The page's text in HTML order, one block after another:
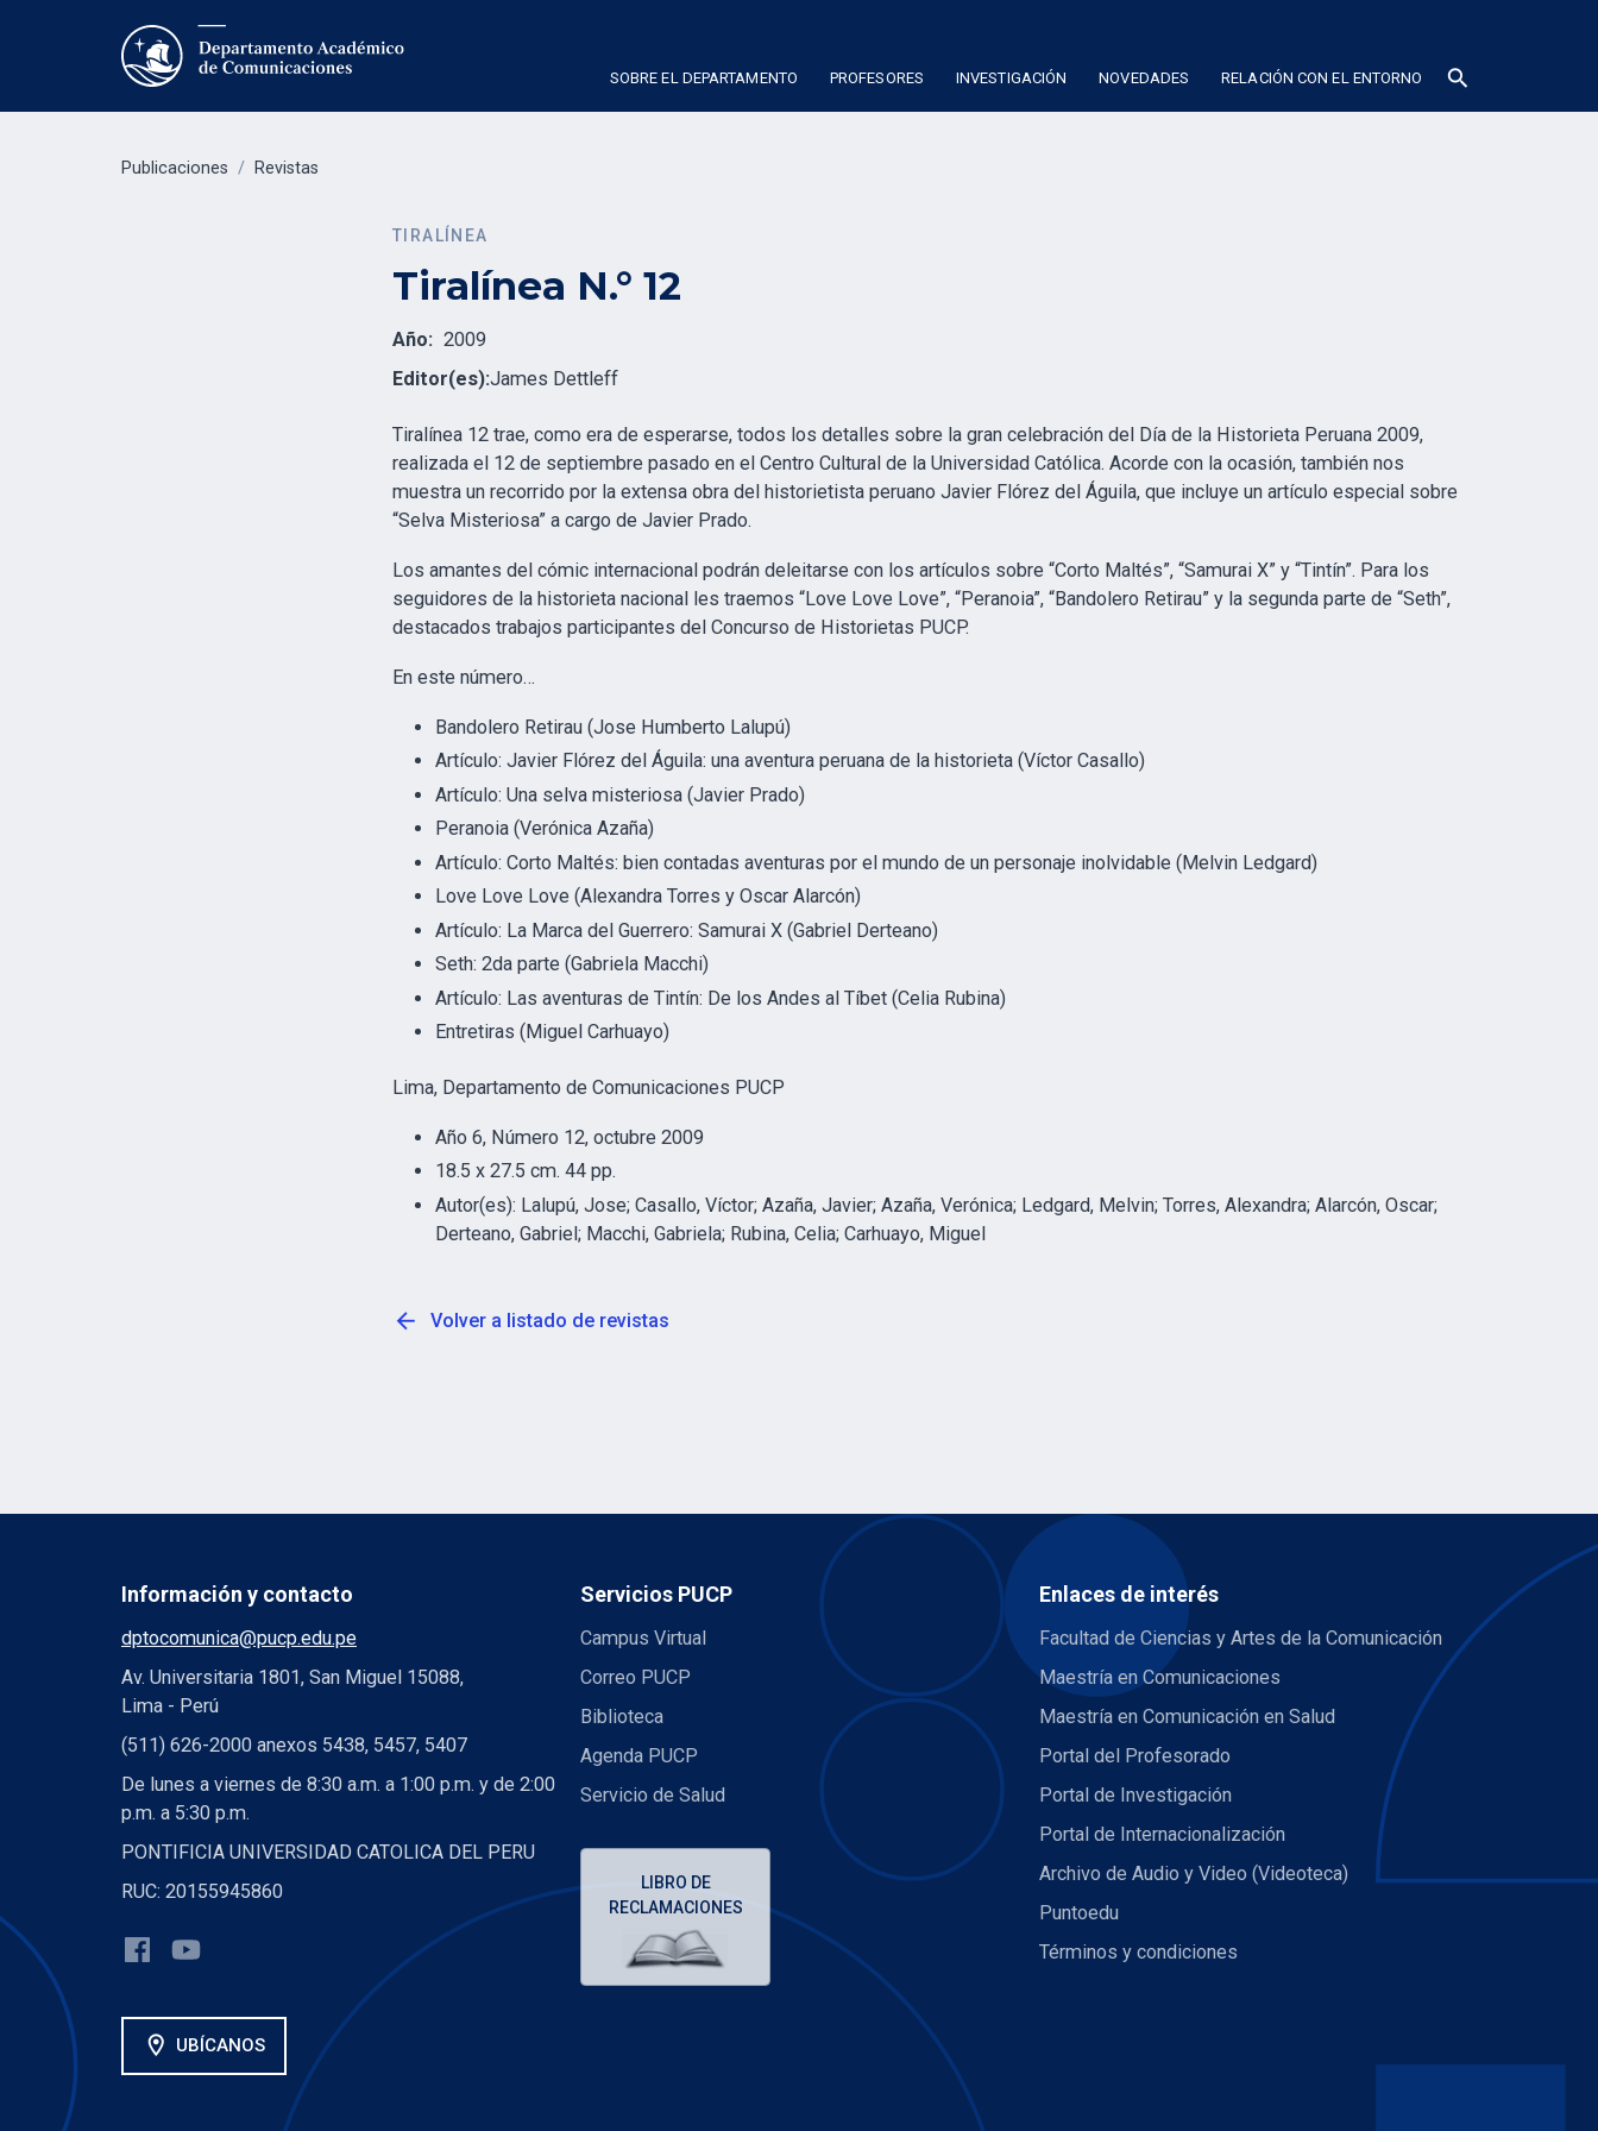
SOBRE EL DEPARTAMENTO PROFESORES INVESTIGACIÓN NOVEDADES RELACIÓN CON EL ENTORNO search
Publicaciones / Revistas
TIRALÍNEA
Tiralínea N.° 12
Año: 2009
Editor(es):James Dettleff
Tiralínea 12 trae, como era de esperarse, todos los detalles sobre la gran celebración del Día de la Historieta Peruana 2009,
realizada el 12 de septiembre pasado en el Centro Cultural de la Universidad Católica. Acorde con la ocasión, también nos
muestra un recorrido por la extensa obra del historietista peruano Javier Flórez del Águila, que incluye un artículo especial sobre
“Selva Misteriosa” a cargo de Javier Prado.
Los amantes del cómic internacional podrán deleitarse con los artículos sobre “Corto Maltés”, “Samurai X” y “Tintín”. Para los
seguidores de la historieta nacional les traemos “Love Love Love”, “Peranoia”, “Bandolero Retirau” y la segunda parte de “Seth”,
destacados trabajos participantes del Concurso de Historietas PUCP.
En este número…
Bandolero Retirau (Jose Humberto Lalupú)
Artículo: Javier Flórez del Águila: una aventura peruana de la historieta (Víctor Casallo)
Artículo: Una selva misteriosa (Javier Prado)
Peranoia (Verónica Azaña)
Artículo: Corto Maltés: bien contadas aventuras por el mundo de un personaje inolvidable (Melvin Ledgard)
Love Love Love (Alexandra Torres y Oscar Alarcón)
Artículo: La Marca del Guerrero: Samurai X (Gabriel Derteano)
Seth: 2da parte (Gabriela Macchi)
Artículo: Las aventuras de Tintín: De los Andes al Tíbet (Celia Rubina)
Entretiras (Miguel Carhuayo)
Lima, Departamento de Comunicaciones PUCP
Año 6, Número 12, octubre 2009
18.5 x 27.5 cm. 44 pp.
Autor(es): Lalupú, Jose; Casallo, Víctor; Azaña, Javier; Azaña, Verónica; Ledgard, Melvin; Torres, Alexandra; Alarcón, Oscar;
Derteano, Gabriel; Macchi, Gabriela; Rubina, Celia; Carhuayo, Miguel
arrow_back Volver a listado de revistas
Información y contacto
dptocomunica@pucp.edu.pe
Av. Universitaria 1801, San Miguel 15088,
Lima - Perú
(511) 626-2000 anexos 5438, 5457, 5407
De lunes a viernes de 8:30 a.m. a 1:00 p.m. y de 2:00
p.m. a 5:30 p.m.
PONTIFICIA UNIVERSIDAD CATOLICA DEL PERU
RUC: 20155945860
location_on UBÍCANOS
Servicios PUCP
Campus Virtual
Correo PUCP
Biblioteca
Agenda PUCP
Servicio de Salud
LIBRO DE
RECLAMACIONES
Enlaces de interés
Facultad de Ciencias y Artes de la Comunicación
Maestría en Comunicaciones
Maestría en Comunicación en Salud
Portal del Profesorado
Portal de Investigación
Portal de Internacionalización
Archivo de Audio y Video (Videoteca)
Puntoedu
Términos y condiciones